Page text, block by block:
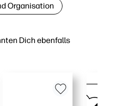
Dich ebenfalls
Organisation